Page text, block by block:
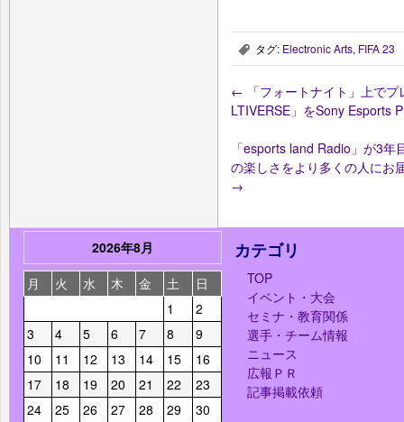
, タグ: Electronic Arts, FIFA 23
← 「フォートナイト」上で
LTIVERSE」をSony Esports
「esports land Radio」が3
の楽しさをより多くの人にお
→
2026年8月
月
火 水 木 金 土
日
1
2
3
4 5 6 7 8
9
10
11 12 13 14 15
16
17
18 19 20 21 22
23
24
25 26 27 28 29
30
カテゴリ
TOP
イベント・大会
セミナ・教育関係
選手・チーム情報
ニュース
広報ＰＲ
記事掲載依頼